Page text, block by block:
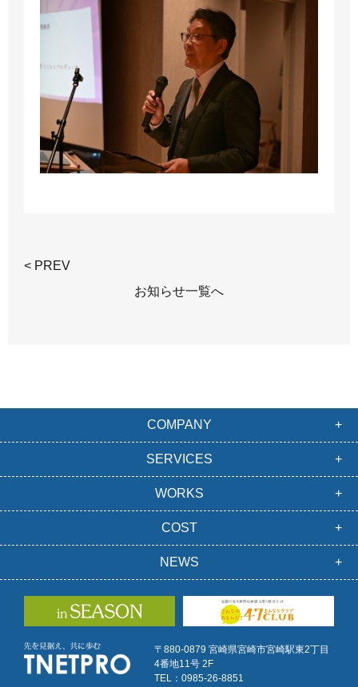
< PREV
お知らせ一覧へ
COMPANY
SERVICES
WORKS
COST
NEWS
〒880-0879 宮崎県宮崎市宮崎駅東2丁目
4番地11号 2F
TEL：0985-26-8851